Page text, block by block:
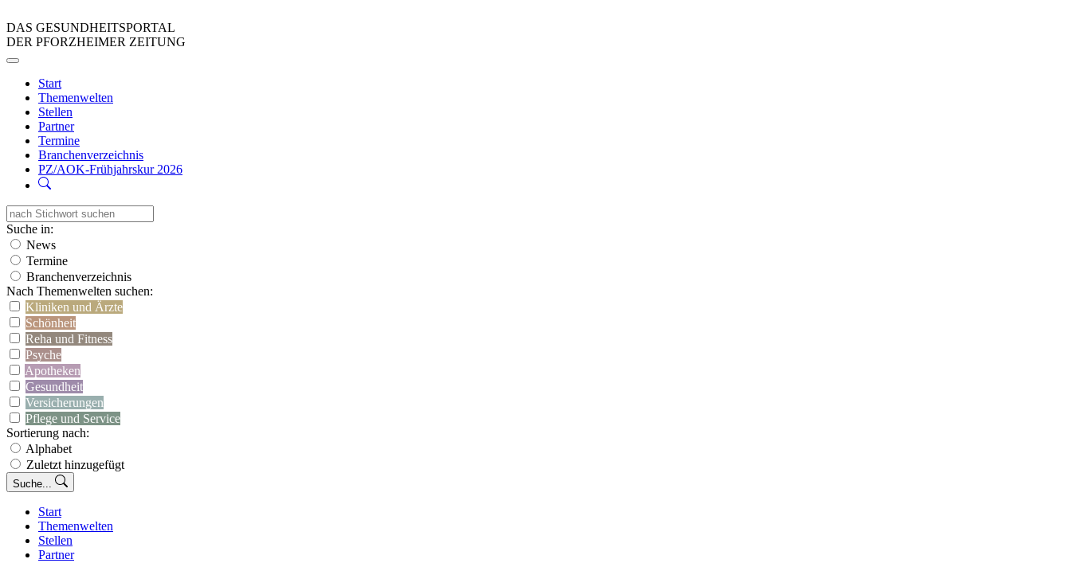
DAS GESUNDHEITSPORTAL
DER PFORZHEIMER ZEITUNG
Start
Themenwelten
Stellen
Partner
Termine
Branchenverzeichnis
PZ/AOK-Frühjahrskur 2026
Suche in:
News
Termine
Branchenverzeichnis
Nach Themenwelten suchen:
Kliniken und Ärzte
Schönheit
Reha und Fitness
Psyche
Apotheken
Gesundheit
Versicherungen
Pflege und Service
Sortierung nach:
Alphabet
Zuletzt hinzugefügt
Suche...
Start
Themenwelten
Stellen
Partner